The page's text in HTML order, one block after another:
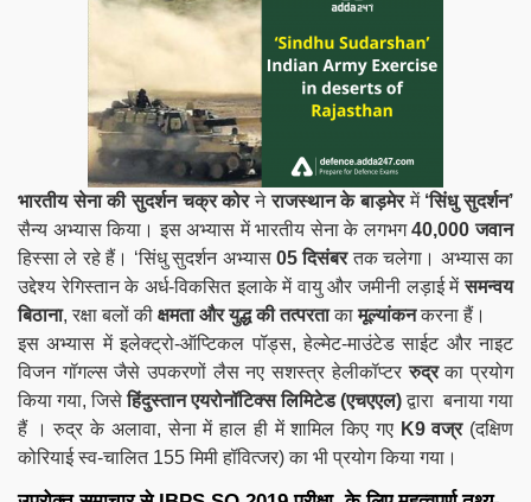
भारतीय सेना की सुदर्शन चक्र कोरनेराजस्थान के बाड़मेरमें ‘सिंधु सुदर्शन’
सैन्य अभ्यास किया। इस अभ्यास में भारतीय सेना के लगभग40,000 जवान
हिस्सा ले रहे हैं। ‘सिंधु सुदर्शन अभ्यास 05 दिसंबरतक चलेगा। अभ्यास का
उद्देश्य रेगिस्तान के अर्ध-विकसित इलाके में वायु और जमीनी लड़ाई मेंसमन्वय
बिठाना, रक्षा बलों की क्षमता और युद्ध की तत्परताकामूल्यांकनकरना हैं।
इस अभ्यास में इलेक्ट्रो-ऑप्टिकल पॉड्स, हेल्मेट-माउंटेड साईट और नाइट
विजन गॉगल्स जैसे उपकरणों लैस नए सशस्त्र हेलीकॉप्टररुद्रका प्रयोग
किया गया, जिसेहिंदुस्तान एयरोनॉटिक्स लिमिटेड (एचएएल)द्वारा बनाया गया
हैं । रुद्र के अलावा, सेना में हाल ही में शामिल किए गए K9 वज्र(दक्षिण
कोरियाई स्व-चालित 155 मिमी हॉवित्जर) का भी प्रयोग किया गया।